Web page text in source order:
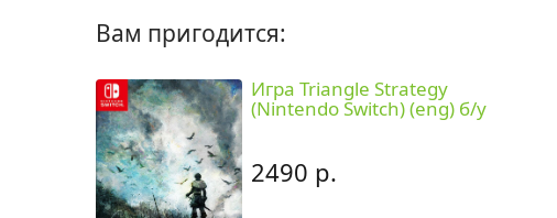
Вам пригодится:
Игра Triangle Strategy
(Nintendo Switch) (eng) б/у
2490 р.